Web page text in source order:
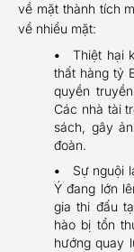
về mặt thành tích
về nhiều mặt:
Thiệt hại
thất hàng tỷ
quyền
Các nhà tài
sách, gây
đoàn.
Sự nguội
Ý đang lớn
gia thi đấu
hào bị tổn
hướng quay